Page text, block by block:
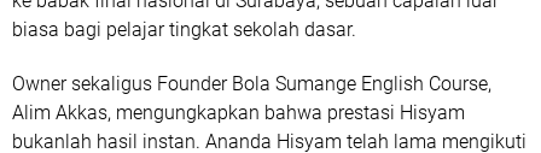
biasa bagi pelajar tingkat sekolah dasar.
Owner sekaligus Founder Bola Sumange English Course,
Alim Akkas, mengungkapkan bahwa prestasi Hisyam
bukanlah hasil instan. Ananda Hisyam telah lama mengikuti